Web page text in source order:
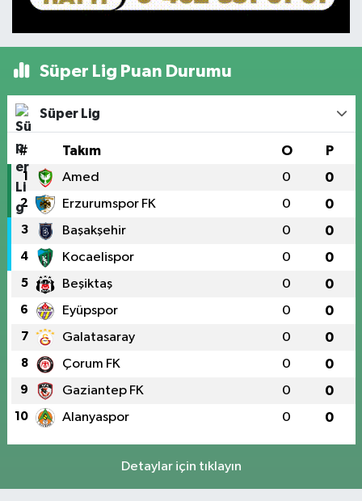
Süper Lig Puan Durumu
Süper Lig
# Takım O P
1 Amed 0 0
2 Erzurumspor FK 0 0
3 Başakşehir 0 0
4 Kocaelispor 0 0
5 Beşiktaş 0 0
6 Eyüpspor 0 0
7 Galatasaray 0 0
8 Çorum FK 0 0
9 Gaziantep FK 0 0
10 Alanyaspor 0 0
Detaylar için tıklayın